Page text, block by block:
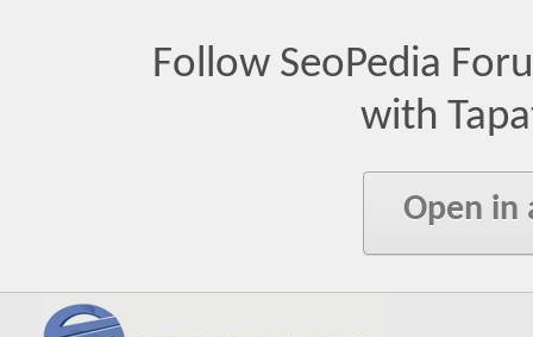
Follow SeoPedia
with
Open in